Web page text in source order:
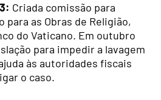
Criada comissão para
as Obras de Religião,
do Vaticano. Em outubro
para impedir a lavagem
às autoridades fiscais
o caso.